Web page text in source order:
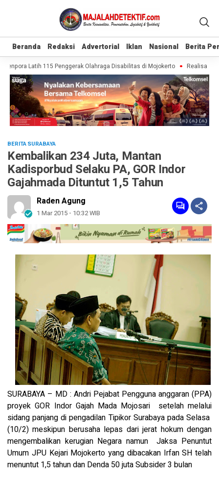
Beranda Redaksi Advertorial Iklan Nasional Berita
Beranda Redaksi Advertorial Iklan Nasional Berita
Latih 115 Penggerak Olahraga Disabilitas di Mojokerto Realisasi
BERITA SURABAYA
Kembalikan 234 Juta, Mantan
Kadisporbud Selaku PA, GOR Indor
Gajahmada Dituntut 1,5 Tahun
Raden Agung
1 Mar 2015 - 10:32 WIB
SURABAYA – MD : Andri Pejabat Pengguna anggaran (PPA)
proyek GOR Indor Gajah Mada Mojosari setelah melalui
sidang panjang di pengadilan Tipikor Surabaya pada Selasa
(10/2) meskipun berusaha lepas dari jerat hokum dengan
mengembalikan kerugian Negara namun Jaksa Penuntut
Umum JPU Kejari Mojokerto yang dibacakan Irfan SH telah
menuntut 1,5 tahun dan Denda 50 juta Subsider 3 bulan